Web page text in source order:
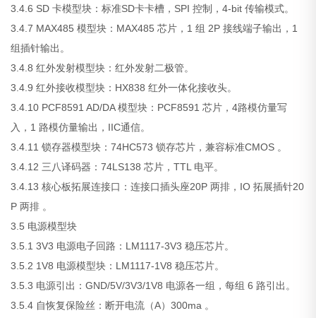
3.4.6 SD 卡模型块：标准SD卡卡槽，SPI 控制，4-bit 传输模式。
3.4.7 MAX485 模型块：MAX485 芯片，1 组 2P 接线端子输出，1
组插针输出。
3.4.8 红外发射模型块：红外发射二极管。
3.4.9 红外接收模型块：HX838 红外一体化接收头。
3.4.10 PCF8591 AD/DA 模型块：PCF8591 芯片，4路模仿量写
入，1 路模仿量输出，IIC通信。
3.4.11 锁存器模型块：74HC573 锁存芯片，兼容标准CMOS 。
3.4.12 三八译码器：74LS138 芯片，TTL 电平。
3.4.13 核心板拓展连接口：连接口插头座20P 两排，IO 拓展插针20
P 两排 。
3.5 电源模型块
3.5.1 3V3 电源电子回路：LM1117-3V3 稳压芯片。
3.5.2 1V8 电源模型块：LM1117-1V8 稳压芯片。
3.5.3 电源引出：GND/5V/3V3/1V8 电源各一组，每组 6 路引出。
3.5.4 自恢复保险丝：断开电流（A）300ma 。